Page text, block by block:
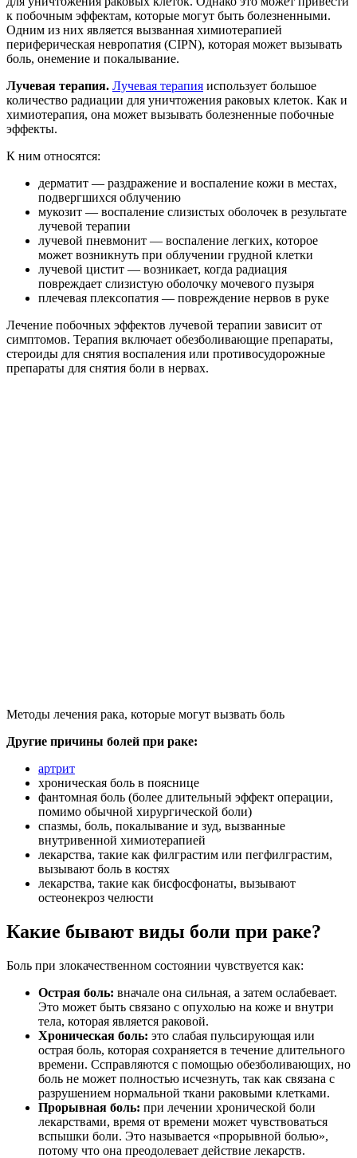
к побочным эффектам, которые могут быть болезненными.
Одним из них является вызванная химиотерапией
периферическая невропатия (CIPN), которая может вызывать
боль, онемение и покалывание.
Лучевая терапия. Лучевая терапия использует большое
количество радиации для уничтожения раковых клеток. Как и
химиотерапия, она может вызывать болезненные побочные
эффекты.
К ним относятся:
дерматит — раздражение и воспаление кожи в местах,
подвергшихся облучению
мукозит — воспаление слизистых оболочек в результате
лучевой терапии
лучевой пневмонит — воспаление легких, которое
может возникнуть при облучении грудной клетки
лучевой цистит — возникает, когда радиация
повреждает слизистую оболочку мочевого пузыря
плечевая плексопатия — повреждение нервов в руке
Лечение побочных эффектов лучевой терапии зависит от
симптомов. Терапия включает обезболивающие препараты,
стероиды для снятия воспаления или противосудорожные
препараты для снятия боли в нервах.
Методы лечения рака, которые могут вызвать боль
Другие причины болей при раке:
артрит
хроническая боль в пояснице
фантомная боль (более длительный эффект операции,
помимо обычной хирургической боли)
спазмы, боль, покалывание и зуд, вызванные
внутривенной химиотерапией
лекарства, такие как филграстим или пегфилграстим,
вызывают боль в костях
лекарства, такие как бисфосфонаты, вызывают
остеонекроз челюсти
Какие бывают виды боли при раке?
Боль при злокачественном состоянии чувствуется как:
Острая боль: вначале она сильная, а затем ослабевает.
Это может быть связано с опухолью на коже и внутри
тела, которая является раковой.
Хроническая боль: это слабая пульсирующая или
острая боль, которая сохраняется в течение длительного
времени. Ссправляются с помощью обезболивающих, но
боль не может полностью исчезнуть, так как связана с
разрушением нормальной ткани раковыми клетками.
Прорывная боль: при лечении хронической боли
лекарствами, время от времени может чувствоваться
вспышки боли. Это называется «прорывной болью»,
потому что она преодолевает действие лекарств.